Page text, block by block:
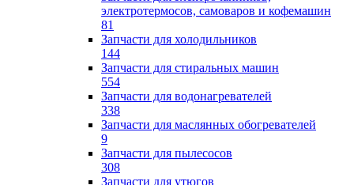
электротермосов, самоваров и кофемашин
81
Запчасти для холодильников
144
Запчасти для стиральных машин
554
Запчасти для водонагревателей
338
Запчасти для маслянных обогревателей
9
Запчасти для пылесосов
308
Запчасти для утюгов